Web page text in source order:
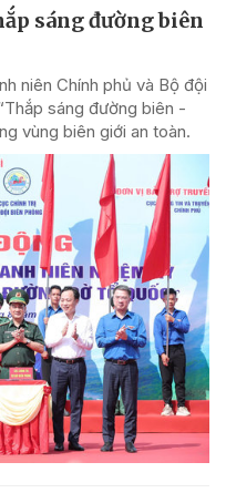
sáng đường biên
niên Chính phủ và Bộ đội
sáng đường biên -
vùng biên giới an toàn.